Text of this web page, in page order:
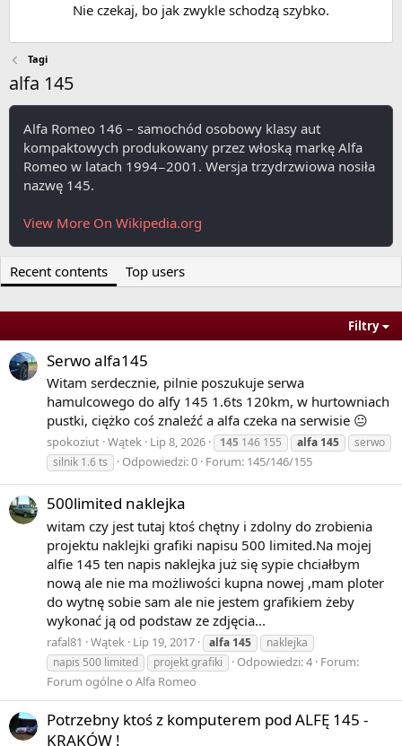
Nie czekaj, bo jak zwykle schodzą szybko.
Tagi
alfa 145
Alfa Romeo 146 – samochód osobowy klasy aut
kompaktowych produkowany przez włoską markę Alfa
Romeo w latach 1994−2001. Wersja trzydrzwiowa nosiła
nazwę 145.
View More On Wikipedia.org
Recent contents Top users
Filtry
Serwo alfa145
Witam serdecznie, pilnie poszukuje serwa
hamulcowego do alfy 145 1.6ts 120km, w hurtowniach
pustki, ciężko coś znaleźć a alfa czeka na serwisie 😐
spokoziut Wątek Lip 8, 2026 145 146 155 alfa 145
serwo
silnik 1.6 ts
Odpowiedzi: 0 Forum: 145/146/155
500limited naklejka
witam czy jest tutaj ktoś chętny i zdolny do zrobienia
projektu naklejki grafiki napisu 500 limited.Na mojej
alfie 145 ten napis naklejka już się sypie chciałbym
nową ale nie ma możliwości kupna nowej ,mam ploter
do wytnę sobie sam ale nie jestem grafikiem żeby
wykonać ją od podstaw ze zdjęcia...
rafal81 Wątek Lip 19, 2017 alfa 145
naklejka
napis 500 limited
projekt grafiki Odpowiedzi: 4 Forum:
Forum ogólne o Alfa Romeo
Potrzebny ktoś z komputerem pod ALFĘ 145 -
KRAKÓW !